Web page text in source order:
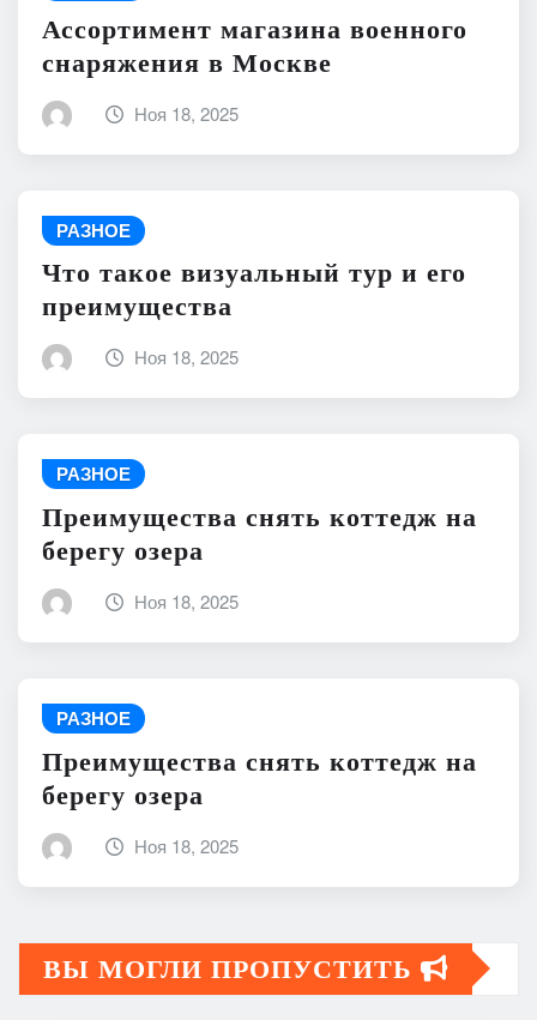
Ассортимент магазина военного
снаряжения в Москве
Ноя 18, 2025
РАЗНОЕ
Что такое визуальный тур и его
преимущества
Ноя 18, 2025
РАЗНОЕ
Преимущества снять коттедж на
берегу озера
Ноя 18, 2025
РАЗНОЕ
Преимущества снять коттедж на
берегу озера
Ноя 18, 2025
ВЫ МОГЛИ ПРОПУСТИТЬ